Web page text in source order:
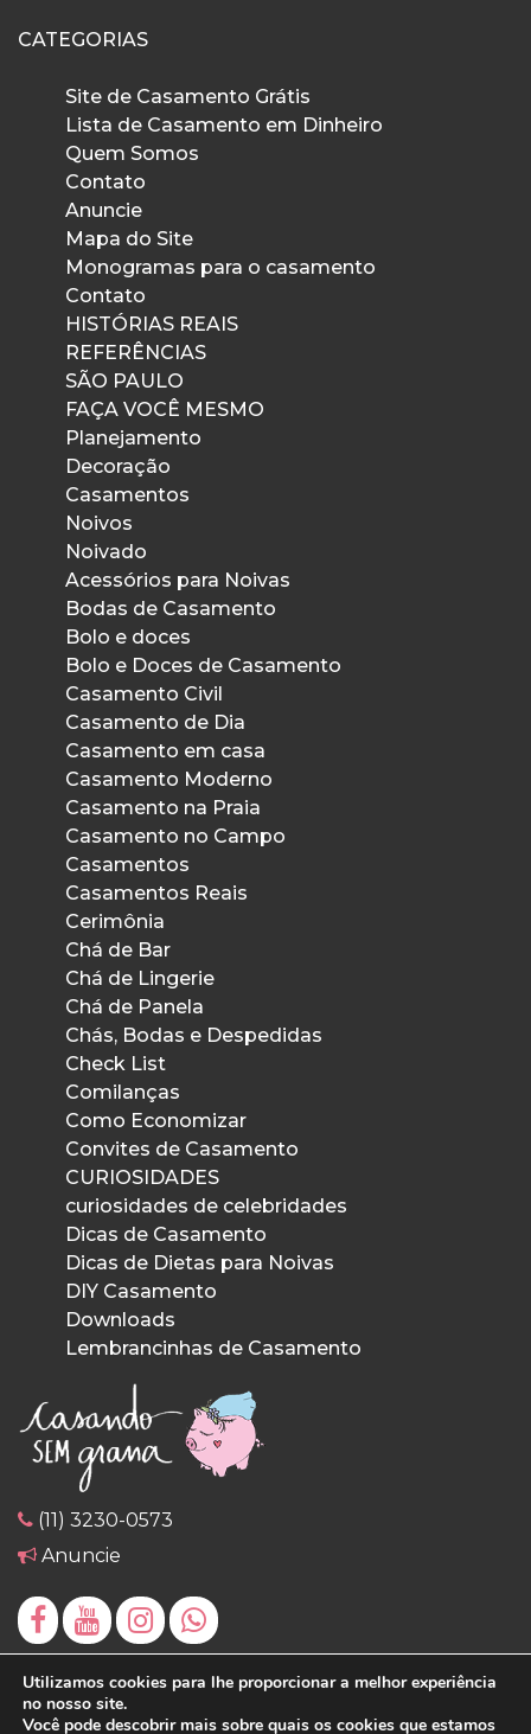
CATEGORIAS
Site de Casamento Grátis
Lista de Casamento em Dinheiro
Quem Somos
Contato
Anuncie
Mapa do Site
Monogramas para o casamento
Contato
HISTÓRIAS REAIS
REFERÊNCIAS
SÃO PAULO
FAÇA VOCÊ MESMO
Planejamento
Decoração
Casamentos
Noivos
Noivado
Acessórios para Noivas
Bodas de Casamento
Bolo e doces
Bolo e Doces de Casamento
Casamento Civil
Casamento de Dia
Casamento em casa
Casamento Moderno
Casamento na Praia
Casamento no Campo
Casamentos
Casamentos Reais
Cerimônia
Chá de Bar
Chá de Lingerie
Chá de Panela
Chás, Bodas e Despedidas
Check List
Comilanças
Como Economizar
Convites de Casamento
CURIOSIDADES
curiosidades de celebridades
Dicas de Casamento
Dicas de Dietas para Noivas
DIY Casamento
Downloads
Lembrancinhas de Casamento
(11) 3230-0573
Anuncie
Utilizamos cookies para lhe proporcionar a melhor experiência
no nosso site.
Você pode descobrir mais sobre quais os cookies que estamos